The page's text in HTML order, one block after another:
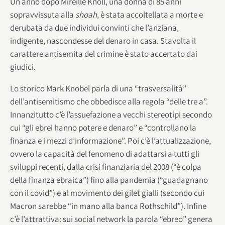
sopravvissuta alla shoah, è stata accoltellata a morte e
derubata da due individui convinti che l’anziana,
indigente, nascondesse del denaro in casa. Stavolta il
carattere antisemita del crimine è stato accertato dai
giudici.
Lo storico Mark Knobel parla di una “trasversalità”
dell’antisemitismo che obbedisce alla regola “delle tre a”.
Innanzitutto c’è l’assuefazione a vecchi stereotipi secondo
cui “gli ebrei hanno potere e denaro” e “controllano la
finanza e i mezzi d’informazione”. Poi c’è l’attualizzazione,
ovvero la capacità del fenomeno di adattarsi a tutti gli
sviluppi recenti, dalla crisi finanziaria del 2008 (“è colpa
della finanza ebraica”) fino alla pandemia (“guadagnano
con il covid”) e al movimento dei gilet gialli (secondo cui
Macron sarebbe “in mano alla banca Rothschild”). Infine
c’è l’attrattiva: sui social network la parola “ebreo” genera